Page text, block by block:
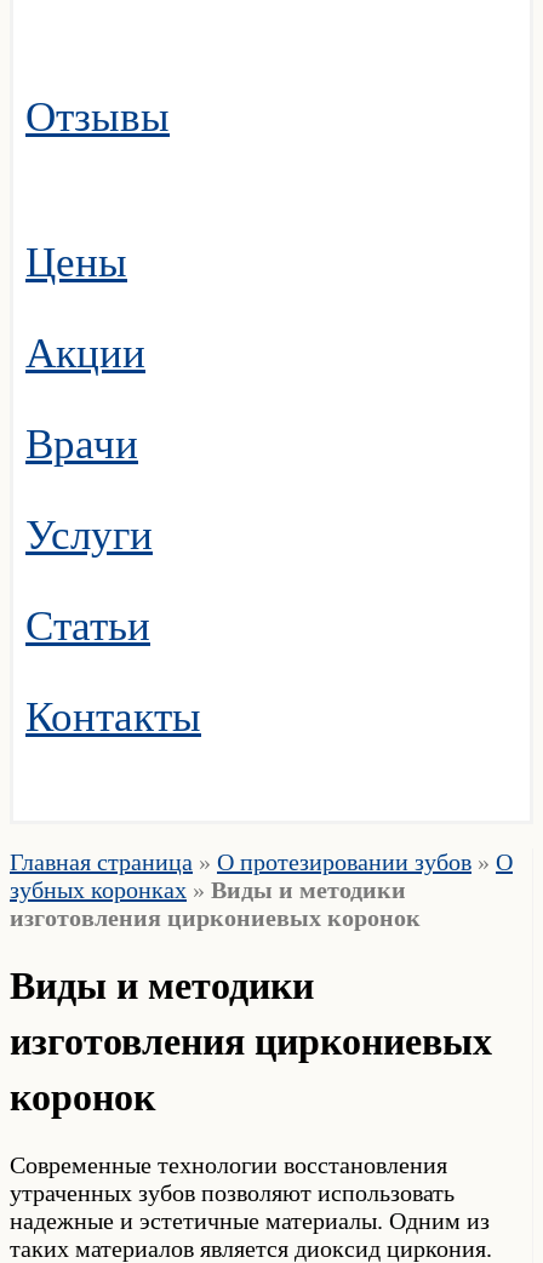
Отзывы
Цены
Акции
Врачи
Услуги
Статьи
Контакты
Главная страница » О протезировании зубов » О
зубных коронках » Виды и методики
изготовления циркониевых коронок
Виды и методики
изготовления циркониевых
коронок
Современные технологии восстановления
утраченных зубов позволяют использовать
надежные и эстетичные материалы. Одним из
таких материалов является диоксид циркония.